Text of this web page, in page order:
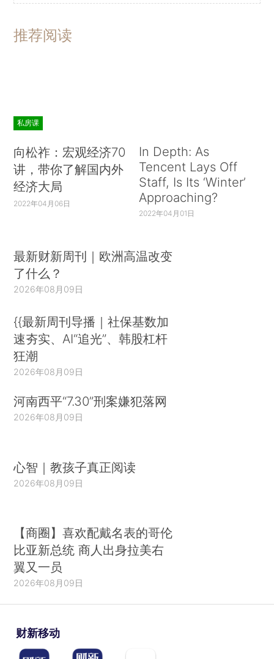
推荐阅读
私房课
向松祚：宏观经济70
讲，带你了解国内外
经济大局
2022年04月06日
In Depth: As
Tencent Lays Off
Staff, Is Its ‘Winter’
Approaching?
2022年04月01日
最新财新周刊｜欧洲高温改变
了什么？
2026年08月09日
{{最新周刊导播｜社保基数加
速夯实、AI“追光”、韩股杠杆
狂潮
2026年08月09日
河南西平“7.30”刑案嫌犯落网
2026年08月09日
心智｜教孩子真正阅读
2026年08月09日
【商圈】喜欢配戴名表的哥伦
比亚新总统 商人出身拉美右
翼又一员
2026年08月09日
财新移动